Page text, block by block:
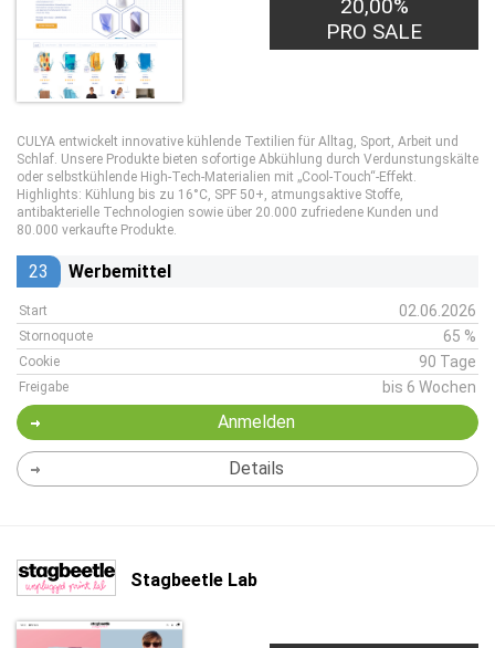
20,00%
PRO SALE
CULYA entwickelt innovative kühlende Textilien für Alltag, Sport, Arbeit und
Schlaf. Unsere Produkte bieten sofortige Abkühlung durch Verdunstungskälte
oder selbstkühlende High-Tech-Materialien mit „Cool-Touch“-Effekt.
Highlights: Kühlung bis zu 16°C, SPF 50+, atmungsaktive Stoffe,
antibakterielle Technologien sowie über 20.000 zufriedene Kunden und
80.000 verkaufte Produkte.
23 Werbemittel
Start 02.06.2026
Stornoquote 65 %
Cookie 90 Tage
Freigabe bis 6 Wochen
Anmelden
Details
Stagbeetle Lab